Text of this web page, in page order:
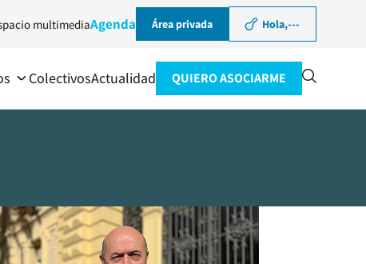
multimediaAgenda Área privada Hola,---
ColectivosActualidad QUIERO ASOCIARME